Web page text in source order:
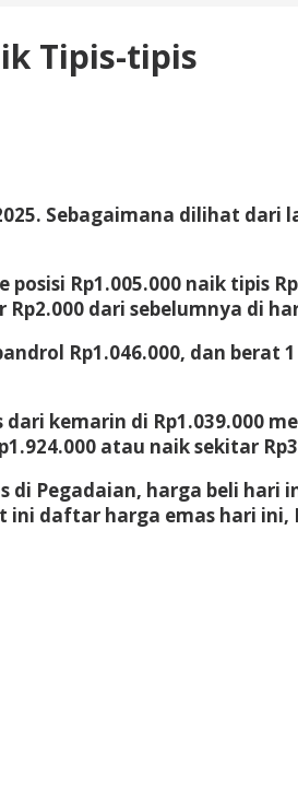
Tipis-tipis
Sebagaimana dilihat
Rp1.005.000 naik tipis
dari sebelumnya di
Rp1.046.000, dan berat
kemarin di Rp1.039.000
atau naik sekitar
Pegadaian, harga beli hari
daftar harga emas hari